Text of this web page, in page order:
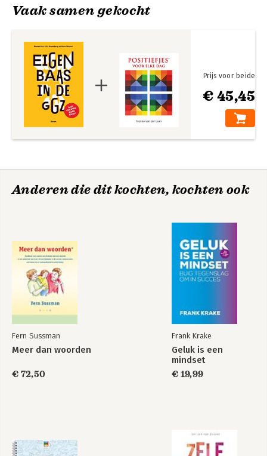
Vaak samen gekocht
€ 45,45
Prijs voor beide
Anderen die dit kochten, kochten ook
Fern Sussman
Meer dan woorden
€ 72,50
Frank Krake
Geluk is een
mindset
€ 19,99